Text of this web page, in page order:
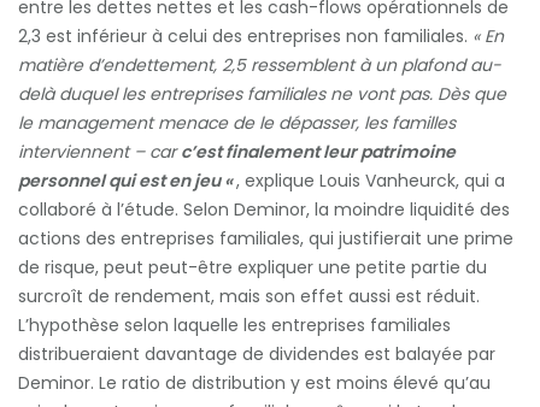
entre les dettes nettes et les cash-flows opérationnels de
2,3 est inférieur à celui des entreprises non familiales. « En
matière d’endettement, 2,5 ressemblent à un plafond au-
delà duquel les entreprises familiales ne vont pas. Dès que
le management menace de le dépasser, les familles
interviennent – carc’est finalement leur patrimoine
personnel qui est en jeu «, explique Louis Vanheurck, qui a
collaboré à l’étude. Selon Deminor, la moindre liquidité des
actions des entreprises familiales, qui justifierait une prime
de risque, peut peut-être expliquer une petite partie du
surcroît de rendement, mais son effet aussi est réduit.
L’hypothèse selon laquelle les entreprises familiales
distribueraient davantage de dividendes est balayée par
Deminor. Le ratio de distribution y est moins élevé qu’au